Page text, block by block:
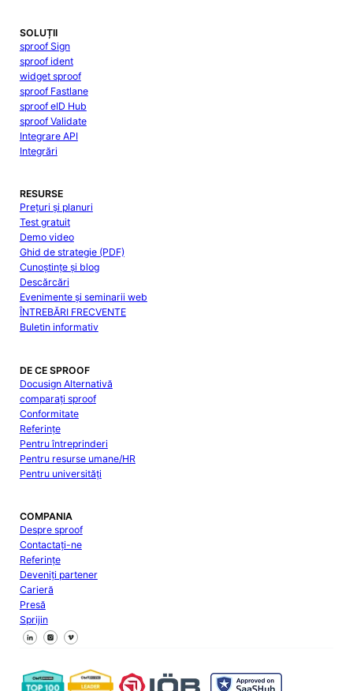
SOLUȚII
sproof Sign
sproof ident
widget sproof
sproof Fastlane
sproof eID Hub
sproof Validate
Integrare API
Integrări
RESURSE
Prețuri și planuri
Test gratuit
Demo video
Ghid de strategie (PDF)
Cunoștințe și blog
Descărcări
Evenimente și seminarii web
ÎNTREBĂRI FRECVENTE
Buletin informativ
DE CE SPROOF
Docusign Alternativă
comparați sproof
Conformitate
Referințe
Pentru întreprinderi
Pentru resurse umane/HR
Pentru universități
COMPANIA
Despre sproof
Contactați-ne
Referințe
Deveniți partener
Carieră
Presă
Sprijin
Urmăriți-ne pe Facebook
Urmăriți-ne pe X
Urmăriți-ne pe LinkedIn